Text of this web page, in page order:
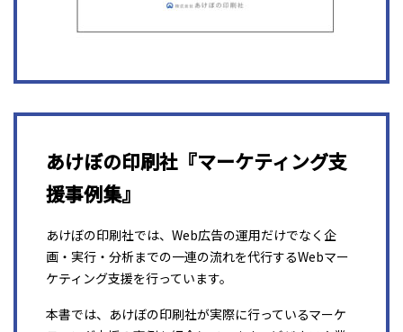
あけぼの印刷社『マーケティング支
援事例集』
あけぼの印刷社では、Web広告の運用だけでなく企
画・実行・分析までの一連の流れを代行するWebマー
ケティング支援を行っています。
本書では、あけぼの印刷社が実際に行っているマーケ